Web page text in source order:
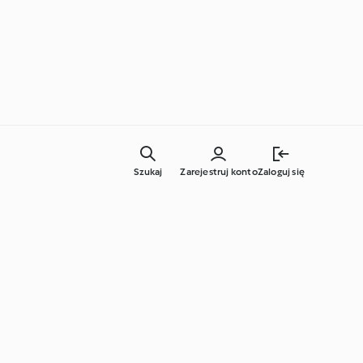
Zarejestruj kontoZaloguj się
Szukaj